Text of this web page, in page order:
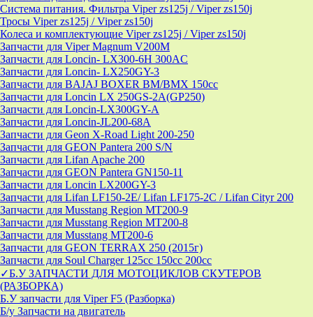
Система питания. Фильтра Viper zs125j / Viper zs150j
Тросы Viper zs125j / Viper zs150j
Колеса и комплектующие Viper zs125j / Viper zs150j
Запчасти для Viper Magnum V200M
Запчасти для Loncin- LX300-6H 300AC
Запчасти для Loncin- LX250GY-3
Запчасти для BAJAJ BOXER BM/ВМX 150cc
Запчасти для Loncin LX 250GS-2A(GP250)
Запчасти для Loncin-LX300GY-A
Запчасти для Loncin-JL200-68A
Запчасти для Geon X-Road Light 200-250
Запчасти для GEON Pantera 200 S/N
Запчасти для Lifan Apache 200
Запчасти для GEON Pantera GN150-11
Запчасти для Loncin LX200GY-3
Запчасти для Lifan LF150-2E/ Lifan LF175-2C / Lifan Cityr 200
Запчасти для Musstang Region MT200-9
Запчасти для Musstang Region MT200-8
Запчасти для Musstang MT200-6
Запчасти для GEON TERRAX 250 (2015г)
Запчасти для Soul Charger 125сс 150cc 200сс
✓Б.У ЗАПЧАСТИ ДЛЯ МОТОЦИКЛОВ СКУТЕРОВ
(РАЗБОРКА)
Б.У запчасти для Viper F5 (Разборка)
Б/у Запчасти на двигатель